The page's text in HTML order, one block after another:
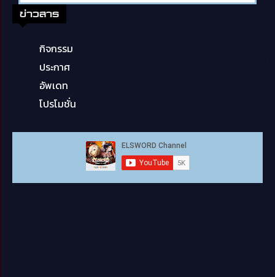
ข่าวสาร
กิจกรรม
ประกาศ
อัพเดท
โปรโมชั่น